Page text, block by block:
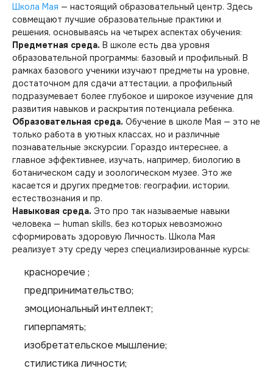
Школа Мая — настоящий образовательный центр. Здесь
совмещают лучшие образовательные практики и
решения, основываясь на четырех аспектах обучения:
Предметная среда. В школе есть два уровня
образовательной программы: базовый и профильный. В
рамках базового ученики изучают предметы на уровне,
достаточном для сдачи аттестации, а профильный
подразумевает более глубокое и широкое изучение для
развития навыков и раскрытия потенциала ребенка.
Образовательная среда. Обучение в школе Мая — это не
только работа в уютных классах, но и различные
познавательные экскурсии. Гораздо интереснее, а
главное эффективнее, изучать, например, биологию в
ботаническом саду и зоологическом музее. Это же
касается и других предметов: географии, истории,
естествознания и пр.
Навыковая среда. Это про так называемые навыки
человека — human skills, без которых невозможно
сформировать здоровую Личность. Школа Мая
реализует эту среду через специализированные курсы:
красноречие ;
предпринимательство;
эмоциональный интеллект;
гиперпамять;
изобретательское мышление;
стилистика личности;